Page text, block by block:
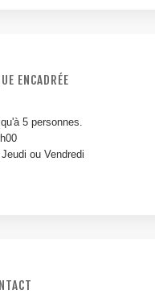
ENCADRÉE
5 personnes.
ou Vendredi